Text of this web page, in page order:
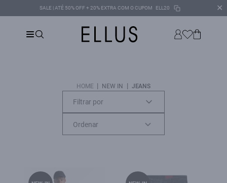
SALE | ATÉ 50% OFF + 20% EXTRA COM O CUPOM ELL20 ✕
HOME | NEW IN | JEANS
Filtrar por